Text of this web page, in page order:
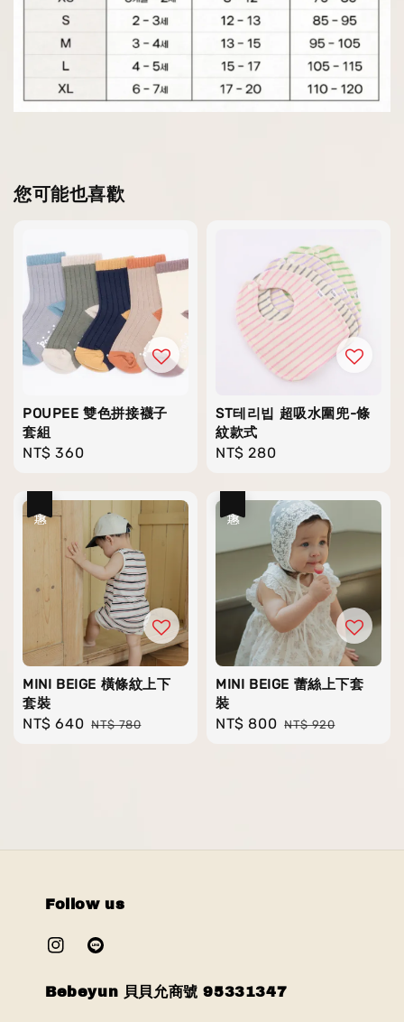
您可能也喜歡
POUPEE 雙色拼接襪子
套組
Regular
NT$ 360
ST테리빕 超吸水圍兜-條
紋款式
Regular
NT$ 280
MINI BEIGE 橫條紋上下
套裝
Sale
NT$ 640 Regular
NT$ 780
MINI BEIGE 蕾絲上下套
裝
Sale
NT$ 800 Regular
NT$ 920
Follow us
Bebeyun 貝貝允商號 95331347